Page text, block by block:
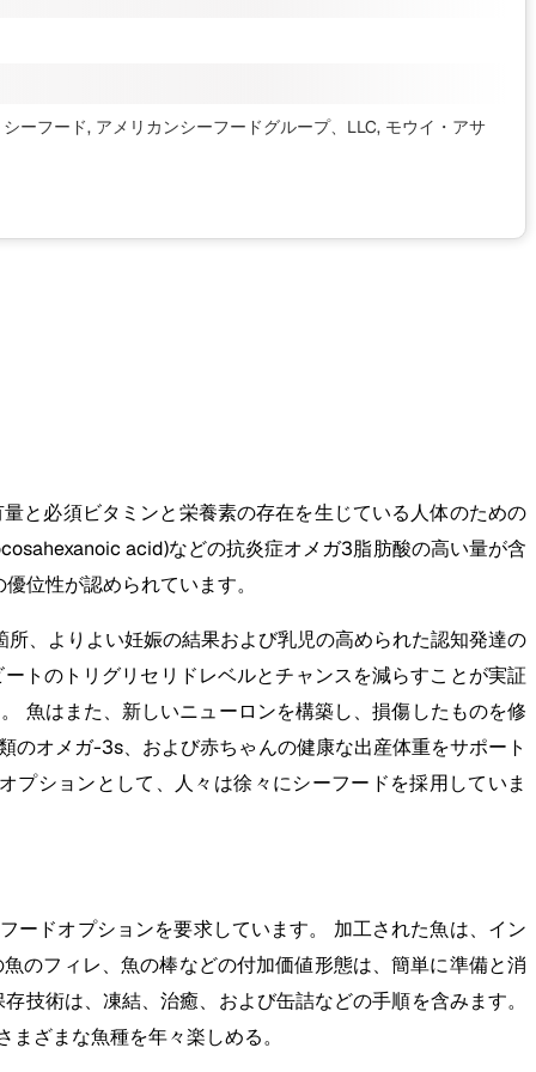
ーフード, アメリカンシーフードグループ、LLC, モウイ・アサ
と必須ビタミンと栄養素の存在を生じている人体のための
acid)などの抗炎症オメガ3脂肪酸の高い量が含
位性が認められています。
、よりよい妊娠の結果および乳児の高められた認知発達の
トのトリグリセリドレベルとチャンスを減らすことが実証
魚はまた、新しいニューロンを構築し、損傷したものを修
オメガ-3s、および赤ちゃんの健康な出産体重をサポート
ションとして、人々は徐々にシーフードを採用していま
ードオプションを要求しています。 加工された魚は、イン
のフィレ、魚の棒などの付加価値形態は、簡単に準備と消
技術は、凍結、治癒、および缶詰などの手順を含みます。
ざまな魚種を年々楽しめる。